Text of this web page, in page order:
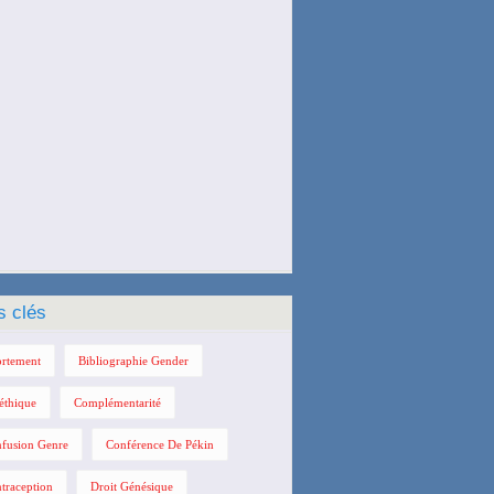
clés
Bibliographie Gender
Complémentarité
Genre Conférence De Pékin
Droit Génésique